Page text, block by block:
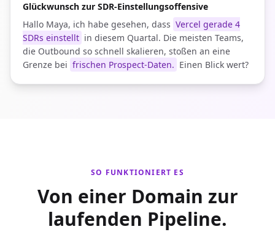
Glückwunsch zur SDR-Einstellungsoffensive
Hallo Maya, ich habe gesehen, dass Vercel gerade 4
SDRs einstellt in diesem Quartal. Die meisten Teams,
die Outbound so schnell skalieren, stoßen an eine
Grenze bei frischen Prospect-Daten. Einen Blick wert?
SO FUNKTIONIERT ES
Von einer Domain zur
laufenden Pipeline.